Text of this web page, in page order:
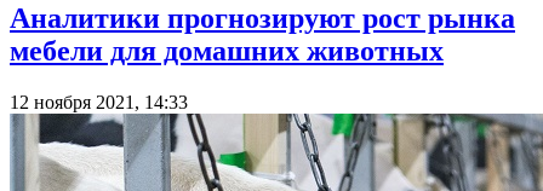
Аналитики прогнозируют рост рынка
мебели для домашних животных
12 ноября 2021, 14:33